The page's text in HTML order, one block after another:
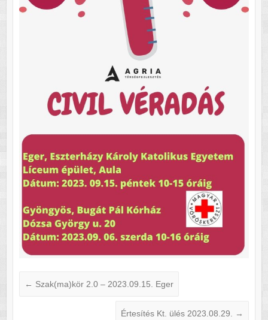
← Szak(ma)kör 2.0 – 2023.09.15. Eger
Értesítés Kt. ülés 2023.08.29. →